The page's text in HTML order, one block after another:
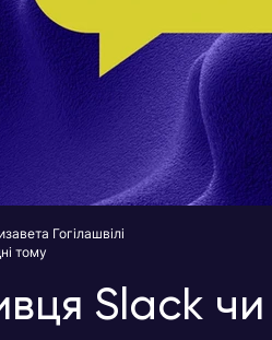
Slack
Гогілашвілі
тому